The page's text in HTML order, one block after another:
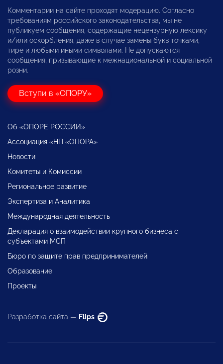
Комментарии на сайте проходят модерацию. Согласно
требованиям российского законодательства, мы не
публикуем сообщения, содержащие нецензурную лексику
и/или оскорбления, даже в случае замены букв точками,
тире и любыми иными символами. Не допускаются
сообщения, призывающие к межнациональной и социальной
розни.
Вступи в «ОПОРУ»
Об «ОПОРЕ РОССИИ»
Ассоциация «НП «ОПОРА»
Новости
Комитеты и Комиссии
Региональное развитие
Экспертиза и Аналитика
Международная деятельность
Декларация о взаимодействии крупного бизнеса с
субъектами МСП
Бюро по защите прав предпринимателей
Образование
Проекты
Разработка сайта — Flips